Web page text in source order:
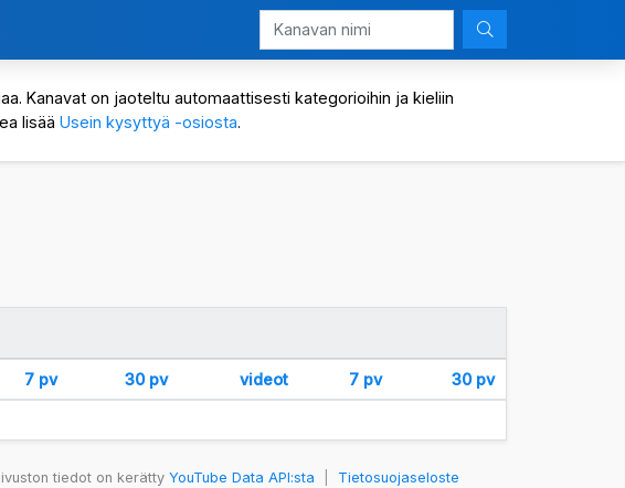
Kanavat on jaoteltu automaattisesti kategorioihin ja kieliin
lisää Usein kysyttyä -osiosta.
7 pv 30 pv videot 7 pv 30 pv
tiedot on kerätty YouTube Data API:sta Tietosuojaseloste